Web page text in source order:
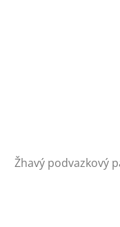
Žhavý podvazkový